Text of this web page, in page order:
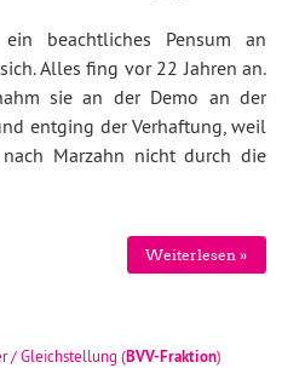
beachtliches Pensum an
Alles fing vor 22 Jahren an.
sie an der Demo an der
entging der Verhaftung, weil
Marzahn nicht durch die
Weiterlesen »
/ Gleichstellung (BVV-Fraktion)